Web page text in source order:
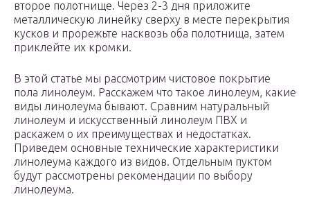
второе полотнище. Через 2-3 дня приложите
металлическую линейку сверху в месте перекрытия
кусков и прорежьте насквозь оба полотнища, затем
приклейте их кромки.
В этой статье мы рассмотрим чистовое покрытие
пола линолеум. Расскажем что такое линолеум, какие
виды линолеума бывают. Сравним натуральный
линолеум и искусственный линолеум ПВХ и
раскажем о их преимуществах и недостатках.
Приведем основные технические характеристики
линолеума каждого из видов. Отдельным пуктом
будут рассмотрены рекомендации по выбору
линолеума.